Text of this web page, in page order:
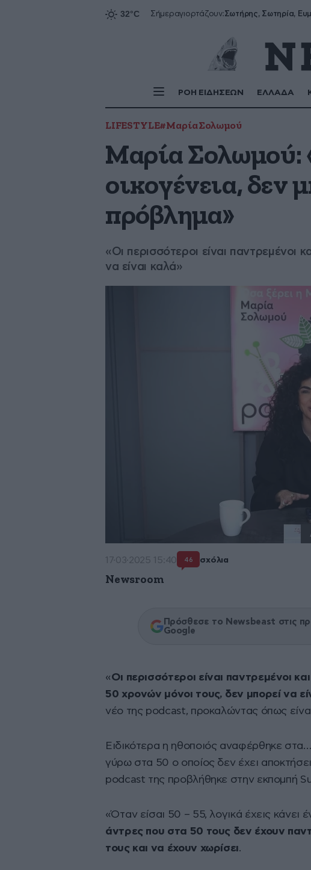
Σήμεραγιορτάζουν:
ΡΟΗ ΕΙΔΗΣΕΩΝ ΕΛΛΑΔΑ
LIFESTYLE#Μαρία Σολωμού
Μαρία Σολωμού:
οικογένεια, δεν
πρόβλημα»
«Οι περισσότεροι είναι παντρεμένοι
να είναι καλά»
17·03·2025 15:40 46 σχόλια
Newsroom
Πρόσθεσε το Newsbeast στις
Google
«Οι περισσότεροι είναι παντρεμένοι
50 χρονών μόνοι τους, δεν μπορεί να
νέο της podcast, προκαλώντας όπως
Ειδικότερα η ηθοποιός αναφέρθηκε στα…
γύρω στα 50 ο οποίος δεν έχει
podcast της προβλήθηκε στην εκπομπή
«Όταν είσαι 50 – 55, λογικά έχεις κάνει
άντρες που στα 50 τους δεν έχουν
τους και να έχουν χωρίσει.